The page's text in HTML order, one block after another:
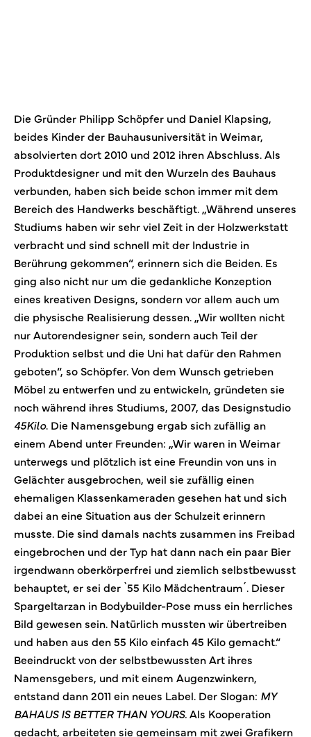
Die Gründer Philipp Schöpfer und Daniel Klapsing,
beides Kinder der Bauhausuniversität in Weimar,
absolvierten dort 2010 und 2012 ihren Abschluss. Als
Produktdesigner und mit den Wurzeln des Bauhaus
verbunden, haben sich beide schon immer mit dem
Bereich des Handwerks beschäftigt. „Während unseres
Studiums haben wir sehr viel Zeit in der Holzwerkstatt
verbracht und sind schnell mit der Industrie in
Berührung gekommen“, erinnern sich die Beiden. Es
ging also nicht nur um die gedankliche Konzeption
eines kreativen Designs, sondern vor allem auch um
die physische Realisierung dessen. „Wir wollten nicht
nur Autorendesigner sein, sondern auch Teil der
Produktion selbst und die Uni hat dafür den Rahmen
geboten“, so Schöpfer. Von dem Wunsch getrieben
Möbel zu entwerfen und zu entwickeln, gründeten sie
noch während ihres Studiums, 2007, das Designstudio
45Kilo. Die Namensgebung ergab sich zufällig an
einem Abend unter Freunden: „Wir waren in Weimar
unterwegs und plötzlich ist eine Freundin von uns in
Gelächter ausgebrochen, weil sie zufällig einen
ehemaligen Klassenkameraden gesehen hat und sich
dabei an eine Situation aus der Schulzeit erinnern
musste. Die sind damals nachts zusammen ins Freibad
eingebrochen und der Typ hat dann nach ein paar Bier
irgendwann oberkörperfrei und ziemlich selbstbewusst
behauptet, er sei der `55 Kilo Mädchentraum´. Dieser
Spargeltarzan in Bodybuilder-Pose muss ein herrliches
Bild gewesen sein. Natürlich mussten wir übertreiben
und haben aus den 55 Kilo einfach 45 Kilo gemacht.“
Beeindruckt von der selbstbewussten Art ihres
Namensgebers, und mit einem Augenzwinkern,
entstand dann 2011 ein neues Label. Der Slogan: MY
BAHAUS IS BETTER THAN YOURS.Als Kooperation
gedacht, arbeiteten sie gemeinsam mit zwei Grafikern